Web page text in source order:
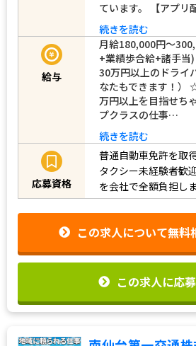
ています。 【アプリ
続きを読む
給与
月給180,000円～
+業績歩合給+諸手当
30万円以上のドライ
なたもできます！）
万円以上を目指せち
プクラスの仕事…
続きを読む
応募資格
普通自動車免許を取
タクシー未経験者歓
を会社で全額負担し
この求人について無料
この求人に応